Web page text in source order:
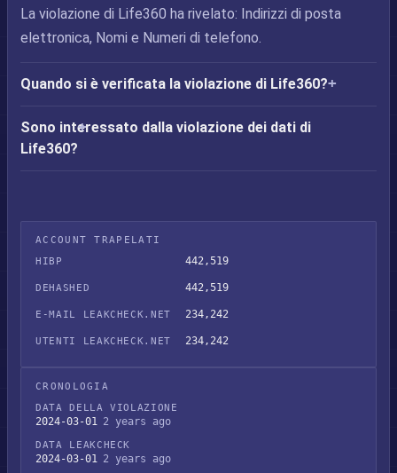
La violazione di Life360 ha rivelato: Indirizzi di posta
elettronica, Nomi e Numeri di telefono.
Quando si è verificata la violazione di Life360?
Sono interessato dalla violazione dei dati di
Life360?
ACCOUNT TRAPELATI
HIBP
442,519
DEHASHED 442,519
E-MAIL LEAKCHECK.NET 234,242
UTENTI LEAKCHECK.NET 234,242
CRONOLOGIA
DATA DELLA VIOLAZIONE
2024-03-01 2 years ago
DATA LEAKCHECK
2024-03-01 2 years ago